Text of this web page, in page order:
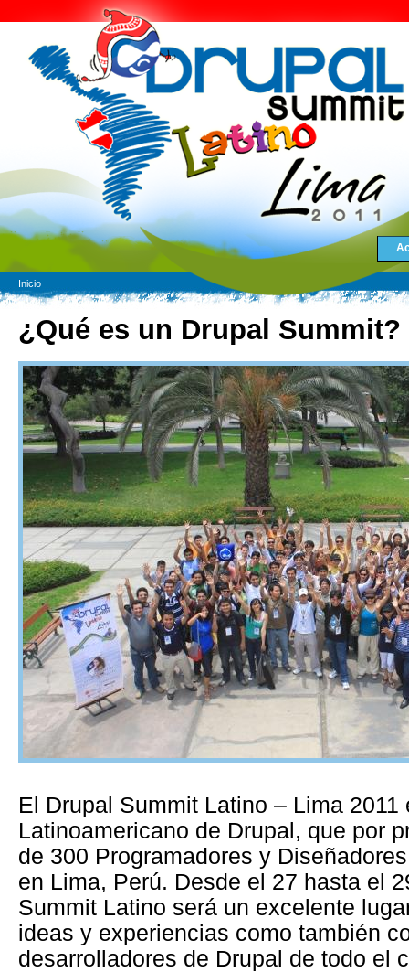
Inicio
¿Qué es un Drupal Summit?
El Drupal Summit Latino – Lima
Latinoamericano de Drupal, que por
de 300 Programadores y
en Lima, Perú. Desde el 27 hasta el
Summit Latino será un excelente
ideas y experiencias como también
desarrolladores de Drupal de todo el